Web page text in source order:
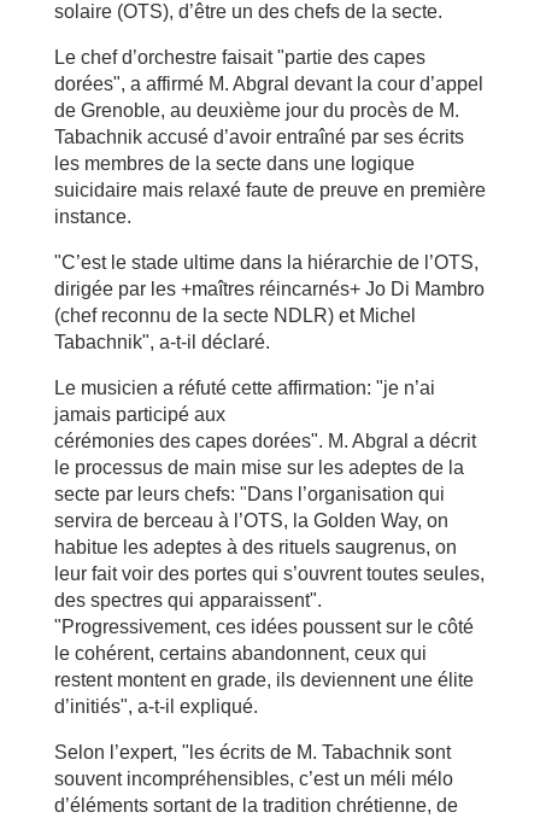
solaire (OTS), d’être un des chefs de la secte.
Le chef d’orchestre faisait "partie des capes
dorées", a affirmé M. Abgral devant la cour d’appel
de Grenoble, au deuxième jour du procès de M.
Tabachnik accusé d’avoir entraîné par ses écrits
les membres de la secte dans une logique
suicidaire mais relaxé faute de preuve en première
instance.
"C’est le stade ultime dans la hiérarchie de l’OTS,
dirigée par les +maîtres réincarnés+ Jo Di Mambro
(chef reconnu de la secte NDLR) et Michel
Tabachnik", a-t-il déclaré.
Le musicien a réfuté cette affirmation: "je n’ai
jamais participé aux
cérémonies des capes dorées". M. Abgral a décrit
le processus de main mise sur les adeptes de la
secte par leurs chefs: "Dans l’organisation qui
servira de berceau à l’OTS, la Golden Way, on
habitue les adeptes à des rituels saugrenus, on
leur fait voir des portes qui s’ouvrent toutes seules,
des spectres qui apparaissent".
"Progressivement, ces idées poussent sur le côté
le cohérent, certains abandonnent, ceux qui
restent montent en grade, ils deviennent une élite
d’initiés", a-t-il expliqué.
Selon l’expert, "les écrits de M. Tabachnik sont
souvent incompréhensibles, c’est un méli mélo
d’éléments sortant de la tradition chrétienne, de